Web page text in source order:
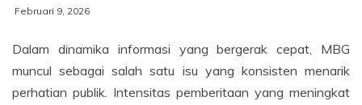
Februari 9, 2026
Dalam dinamika informasi yang bergerak cepat, MBG
muncul sebagai salah satu isu yang konsisten menarik
perhatian publik. Intensitas pemberitaan yang meningkat